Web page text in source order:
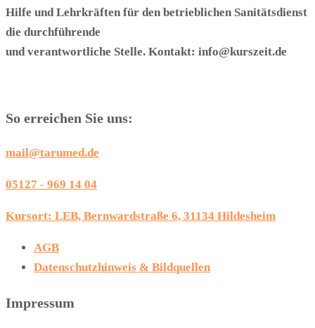
Hilfe und Lehrkräften für den betrieblichen Sanitätsdienst
die durchführende
und verantwortliche Stelle. Kontakt: info@kurszeit.de
So erreichen Sie uns:
mail@tarumed.de
05127 - 969 14 04
Kursort: LEB, Bernwardstraße 6, 31134 Hildesheim
AGB
Datenschutzhinweis & Bildquellen
Impressum